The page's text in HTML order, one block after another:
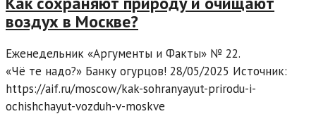
воздух в Москве?
Еженедельник «Аргументы и Факты» № 22.
«Чё те надо?» Банку огурцов! 28/05/2025 Источник:
https://aif.ru/moscow/kak-sohranyayut-prirodu-i-
ochishchayut-vozduh-v-moskve